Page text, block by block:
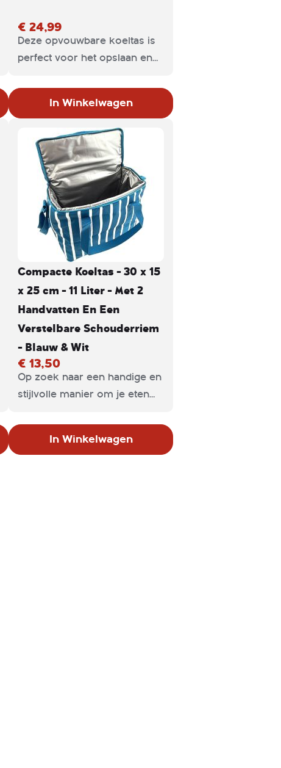
€ 24,99
Deze opvouwbare koeltas is
perfect voor het opslaan en
drinken. De tas heeft een ruim
koelvak om de inhoud koel
en fris te houden. Als je de
koeltas niet gebruikt, vouw je
hem op en kun je hem vrij
eenvoudig inklappen,
hierdoor is de koeltas nog
geen 5 cm hoog.
In Winkelwagen
Compacte Koeltas - 30 x 15
x 25 cm - 11 Liter - Met 2
Handvatten En Een
Verstelbare Schouderriem
- Blauw & Wit
€ 13,50
Op zoek naar een handige en
stijlvolle manier om je eten
De Keep it Cool compacte
koeltas is de perfecte
In Winkelwagen